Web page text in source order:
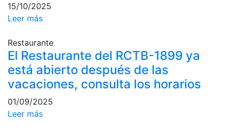
Histórico del
Campeonato
Normativa
Otros deportes
Activitats
15/10/2025
Leer más
Restaurante
El Restaurante del RCTB-1899 ya
está abierto después de las
vacaciones, consulta los horarios
01/09/2025
Leer más